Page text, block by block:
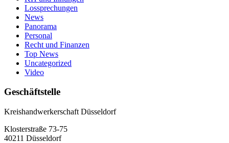
Lossprechungen
News
Panorama
Personal
Recht und Finanzen
Top News
Uncategorized
Video
Geschäftstelle
Kreishandwerkerschaft Düsseldorf
Klosterstraße 73-75
40211 Düsseldorf